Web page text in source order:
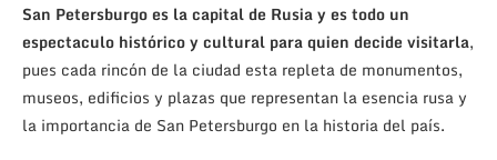
San Petersburgo es la capital de Rusia y es todo un
espectaculo histórico y cultural para quien decide visitarla,
pues cada rincón de la ciudad esta repleta de monumentos,
museos, edificios y plazas que representan la esencia rusa y
la importancia de San Petersburgo en la historia del país.